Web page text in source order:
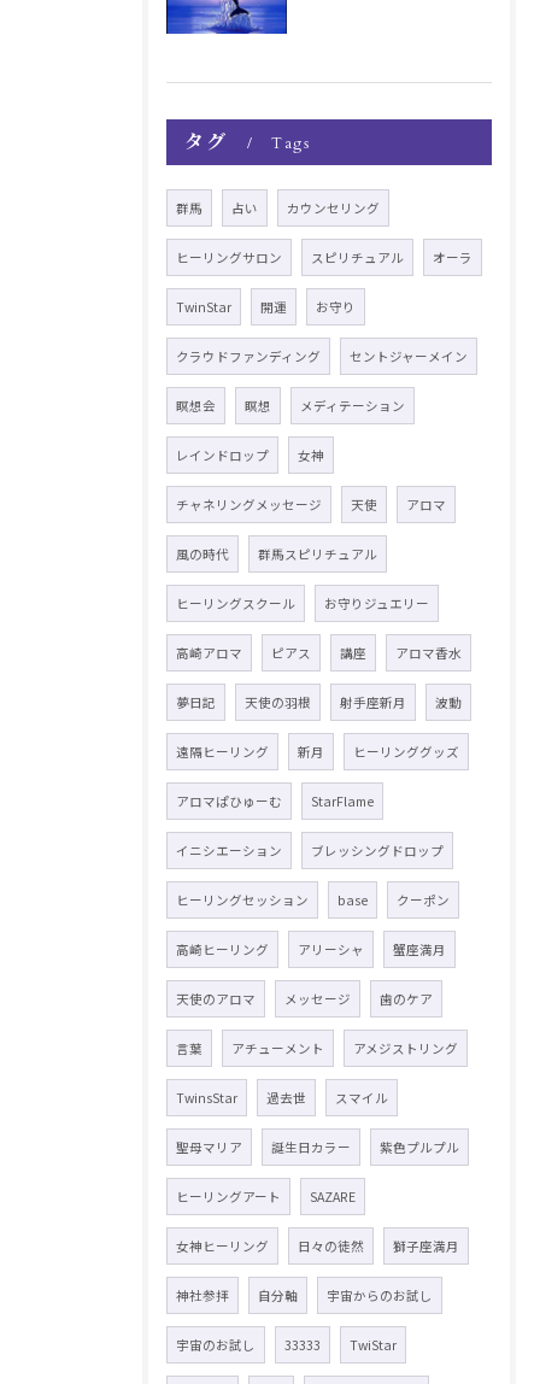
タグ Tags
群馬 占い カウンセリング
ヒーリングサロン スピリチュアル オーラ
TwinStar 開運 お守り
クラウドファンディング セントジャーメイン
瞑想会 瞑想 メディテーション
レインドロップ 女神
チャネリングメッセージ 天使 アロマ
風の時代 群馬スピリチュアル
ヒーリングスクール お守りジュエリー
高崎アロマ ピアス 講座 アロマ香水
夢日記 天使の羽根 射手座新月 波動
遠隔ヒーリング 新月 ヒーリンググッズ
アロマぱひゅーむ StarFlame
イニシエーション ブレッシングドロップ
ヒーリングセッション base クーポン
高崎ヒーリング アリーシャ 蟹座満月
天使のアロマ メッセージ 歯のケア
言葉 アチューメント アメジストリング
TwinsStar 過去世 スマイル
聖母マリア 誕生日カラー 紫色プルプル
ヒーリングアート SAZARE
女神ヒーリング 日々の徒然 獅子座満月
神社参拝 自分軸 宇宙からのお試し
宇宙のお試し 33333 TwiStar